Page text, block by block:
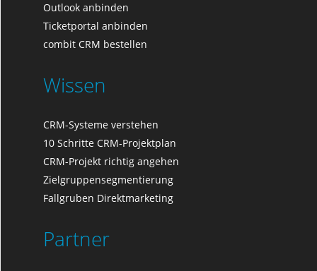
Outlook anbinden
Ticketportal anbinden
combit CRM bestellen
Wissen
CRM-Systeme verstehen
10 Schritte CRM-Projektplan
CRM-Projekt richtig angehen
Zielgruppensegmentierung
Fallgruben Direktmarketing
Partner